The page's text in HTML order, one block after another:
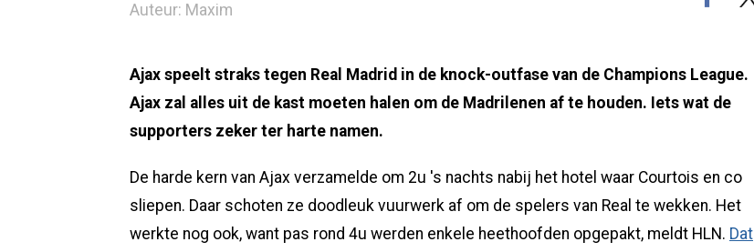
Auteur: Maxim
Ajax speelt straks tegen Real Madrid in de knock-outfase van de Champions League.
Ajax zal alles uit de kast moeten halen om de Madrilenen af te houden. Iets wat de
supporters zeker ter harte namen.
De harde kern van Ajax verzamelde om 2u 's nachts nabij het hotel waar Courtois en co
sliepen. Daar schoten ze doodleuk vuurwerk af om de spelers van Real te wekken. Het
werkte nog ook, want pas rond 4u werden enkele heethoofden opgepakt, meldt HLN. Dat